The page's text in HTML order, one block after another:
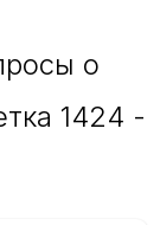
о
1424 -